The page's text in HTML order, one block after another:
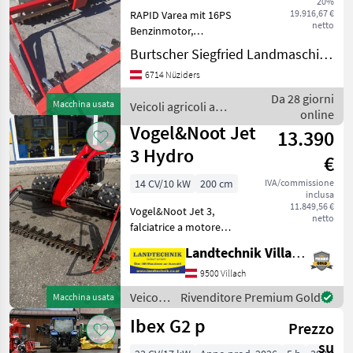
Macchina usata
19.916,67 €
netto
RAPID Varea mit 16PS
Benzinmotor,
Hydrostatischem
Fahrantrieb,
Radausschaltung, Holmen
auch sperrbar,
Stachelwalzen Stahl 4-
Reihig. Grundmasch
Burtscher Siegfried Landmaschinen
6714 Nüziders
Veicoli agricoli a
motore / Rapid
Da 28 giorni
online
Macchina usata
Vogel&Noot Jet
3 Hydro
13.390
€
IVA/commissione
inclusa
11.849,56 €
netto
14 CV/10 kW
200 cm
Vogel&Noot Jet 3,
falciatrice a motore
a 4 tempi, freno di sterzo,
ruote dentate a 4 file,
gruppo di falciatura a
doppia lama da 2, 0 m con
Landtechnik Villach GmbH
9500 Villach
Veicoli
agricoli
a
Rivenditore Premium Gold
Ibex G2 p
Prezzo
su